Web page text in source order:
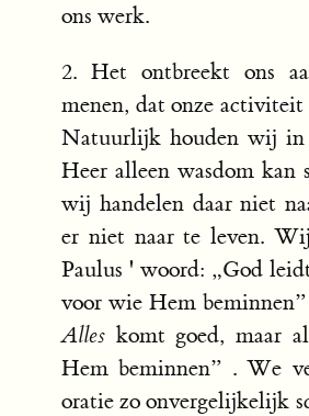
ons werk.
2. Het ontbreekt ons
menen, dat onze
Natuurlijk houden wij in
Heer alleen wasdom kan
wij handelen daar niet
er niet naar te leven.
Paulus ' woord: „God
voor wie Hem
Alles komt goed, maar
Hem beminnen” . We
oratie zo onvergelijkelijk